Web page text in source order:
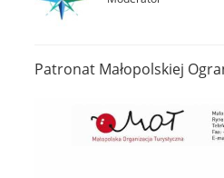
Patronat Małopolskiej